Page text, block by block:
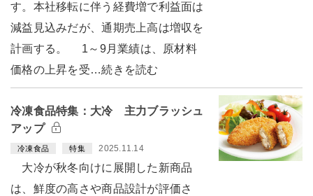
す。本社移転に伴う経費増で利益面は
減益見込みだが、通期売上高は増収を
計画する。 1～9月業績は、原材料
価格の上昇を受…続きを読む
冷凍食品特集：大冷 主力ブラッシュ
アップ
冷凍食品 特集 2025.11.14
大冷が秋冬向けに展開した新商品
は、鮮度の高さや商品設計が評価さ